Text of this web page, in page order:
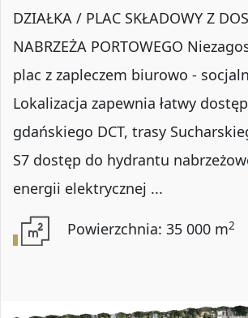
DZIAŁKA / PLAC SKŁADOWY Z
NABRZEŻA PORTOWEGO
plac z zapleczem biurowo -
Lokalizacja zapewnia łatwy
gdańskiego DCT, trasy
S7 dostęp do hydrantu
energii elektrycznej ...
Powierzchnia: 35 000 m2